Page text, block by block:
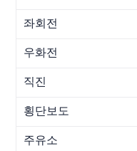
좌회전
우화전
직진
횡단보도
주유소